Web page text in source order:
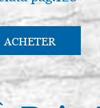
ACHETER